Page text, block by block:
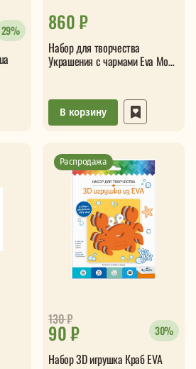
29% 860 ₽
Набор для творчества
Украшения с чармами Eva Moda
В корзину
Распродажа
90 ₽
130₽
30%
Набор 3D игрушка Краб EVA